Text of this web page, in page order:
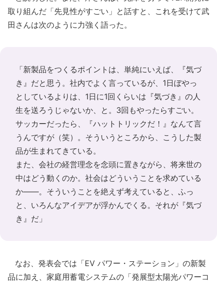
取り組んだ「先見性がすごい」と話すと、これを受けて武
田さんは次のように力強く語った。
「新製品をつくるポイントは、単純にいえば、『気づ
き』だと思う。社内でよく言っているが、1日ぼやっ
としているよりは、1日に1回くらいは『気づき』の人
生を送ろうじゃないか、と。3回もやったらすごい。
サッカーだったら、『ハットトリックだ！』なんて言
うんですが（笑）。そういうところから、こうした製
品が生まれてきている。
また、会社の経営理念を念頭に置きながら、将来世の
中はどう動くのか。社会はどういうことを求めている
か――。そういうことを絶えず考えていると、ふっ
と、いろんなアイデアが浮かんでくる。それが『気づ
き』だ」
なお、発表会では「EV パワー・ステーション」の新製
品に加え、家庭用蓄電システムの「発展型太陽光パワーコ